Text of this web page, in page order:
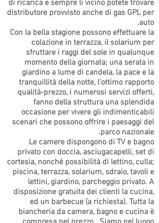
beblafontanella57@libero.it oppure
sandrariccardi1962@libero.it Il nostro sito
internet è www.beblafontanella.net Ogni
mattina vi attende una colazione dolce e
salata!!! Il B&B La Fontanella si trova a 13 km
dalla Stazione della Spezia per poter visitare
comodamente in treno le cinque terre oppure a
45 minuti di auto dalle Cinque Terre, patrimonio
dell'UNESCO da Polverara a Portovenere vi
sono 30 minuti di auto. A Polverara i ristoranti
non mancano!!! Abbiamo un Agriturismo
proprio nel paese, nella vallata a 5 km dal b&b
vi sono altri tre ristoranti. Vi è anche un parco
per giocare a pallone o a pallacanestro ed una
scuoletta in disuso con giochi per bambini
piccoli, scivolo, girandola altalena.....
sotto al cartello apposto in alto sui sassi, basta
lasciare libero il passaggio per l'altra casa ed il
Uscire al casello di S. Stefano Magra e
proseguire sul raccordo direzione La Spezia,
seguire per Genova strada statale Aurelia,
percorrendo le gallerie del traforo Marinasco
(circa 4 Km.). All'uscita del traforo seguire le
indicazioni per Beverino-Polverara. A
Polverara rimanete sulla strada principale sino
a quando incontrate sulla vostra sinistra il
Ristorante la Piola, scendete per tale strada
alla Vostra sinistra, proprio attaccata al
ristorante e seguire indicazioni Bed & Breakfast
"LA FONTANELLA" (lavoriamo insieme al B&B
cinque terre tra il filo di Arianna), entrate nella
proprietà e potete parcheggiare vicino alla
fontanella oppure sotto al cartello apposto in
alto sui sassi, basta lasciare libero il passaggio
per l'altra casa ed il garage. Se avete un
navigatore sat, dovete impostare: Via Valle 57,
Riccò del Golfo, oppure Via Valle 57, Polverara -
19020 Riccò del Golfo, nel frattempo potete
di ricarica e sempre li vicino potete trovare
distributore provvisto anche di gas GPL per
auto.
Con la bella stagione possono effettuare la
colazione in terrazza, il solarium per
sfruttare i raggi del sole in qualunque
momento della giornata; una serata in
giardino a lume di candela, la pace e la
tranquillità della notte, l'ottimo rapporto
qualità-prezzo, i numerosi servizi offerti,
fanno della struttura una splendida
occasione per vivere gli indimenticabili
scenari che possono offrire i paesaggi del
parco nazionale.
Le camere dispongono di TV e bagno
privato con doccia, asciugacapelli, set di
cortesia, nonché possibilità di lettino, culla;
piscina, terrazza, solarium, sdraio, tavoli e
lettini, giardino, parcheggio privato. A
disposizione gratuita dei clienti la cucina,
ed un barbecue (a richiesta). Tutta la
biancheria da camera, bagno e cucina è